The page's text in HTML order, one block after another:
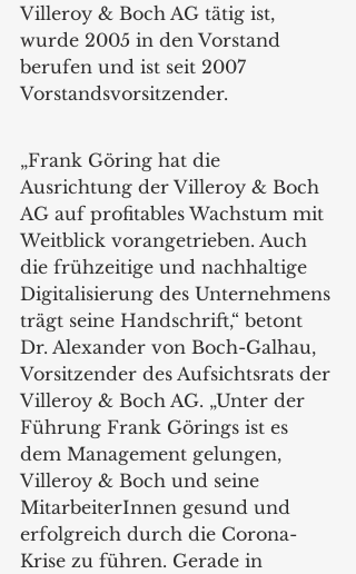
Villeroy & Boch AG tätig ist,
wurde 2005 in den Vorstand
berufen und ist seit 2007
Vorstandsvorsitzender.
„Frank Göring hat die
Ausrichtung der Villeroy & Boch
AG auf profitables Wachstum mit
Weitblick vorangetrieben. Auch
die frühzeitige und nachhaltige
Digitalisierung des Unternehmens
trägt seine Handschrift,“ betont
Dr. Alexander von Boch-Galhau,
Vorsitzender des Aufsichtsrats der
Villeroy & Boch AG. „Unter der
Führung Frank Görings ist es
dem Management gelungen,
Villeroy & Boch und seine
MitarbeiterInnen gesund und
erfolgreich durch die Corona-
Krise zu führen. Gerade in